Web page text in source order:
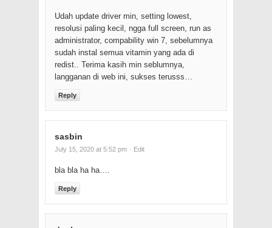
Udah update driver min, setting lowest,
resolusi paling kecil, ngga full screen, run as
administrator, compability win 7, sebelumnya
sudah instal semua vitamin yang ada di
redist.. Terima kasih min seblumnya,
langganan di web ini, sukses terusss…
Reply
sasbin
July 15, 2020 at 5:52 pm · Edit
bla bla ha ha….
Reply